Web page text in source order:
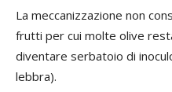
La meccanizzazione non
frutti per cui molte olive
diventare serbatoio di
lebbra).